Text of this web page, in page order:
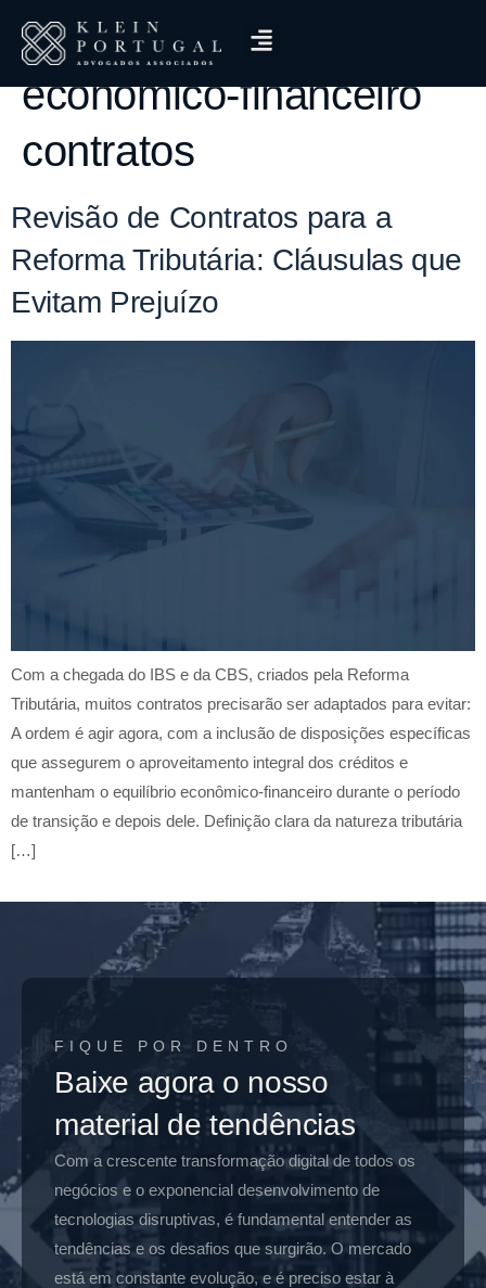
Tag:reequilíbrio
econômico-financeiro
contratos
Revisão de Contratos para a
Reforma Tributária: Cláusulas que
Evitam Prejuízo
Com a chegada do IBS e da CBS, criados pela Reforma
Tributária, muitos contratos precisarão ser adaptados para evitar:
A ordem é agir agora, com a inclusão de disposições específicas
que assegurem o aproveitamento integral dos créditos e
mantenham o equilíbrio econômico-financeiro durante o período
de transição e depois dele. Definição clara da natureza tributária
[…]
FIQUE POR DENTRO
Baixe agora o nosso
material de tendências
Com a crescente transformação digital de todos os
negócios e o exponencial desenvolvimento de
tecnologias disruptivas, é fundamental entender as
tendências e os desafios que surgirão. O mercado
está em constante evolução, e é preciso estar à